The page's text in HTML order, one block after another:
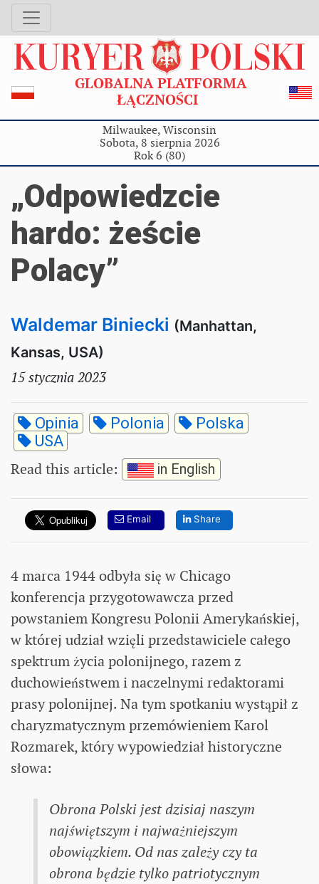
GLOBALNA PLATFORMA
ŁĄCZNOŚCI
Milwaukee, Wisconsin
Sobota, 8 sierpnia 2026
Rok 6 (80)
„Odpowiedzcie
hardo: żeście
Polacy”
Waldemar Biniecki (Manhattan,
Kansas, USA)
15 stycznia 2023
Opinia Polonia
Polska
USA
Read this article: in English
Email Share
4 marca 1944 odbyła się w Chicago
konferencja przygotowawcza przed
powstaniem Kongresu Polonii Amerykańskiej,
w której udział wzięli przedstawiciele całego
spektrum życia polonijnego, razem z
duchowieństwem i naczelnymi redaktorami
prasy polonijnej. Na tym spotkaniu wystąpił z
charyzmatycznym przemówieniem Karol
Rozmarek, który wypowiedział historyczne
słowa:
Obrona Polski jest dzisiaj naszym
najświętszym i najważniejszym
obowiązkiem. Od nas zależy czy ta
obrona będzie tylko patriotycznym